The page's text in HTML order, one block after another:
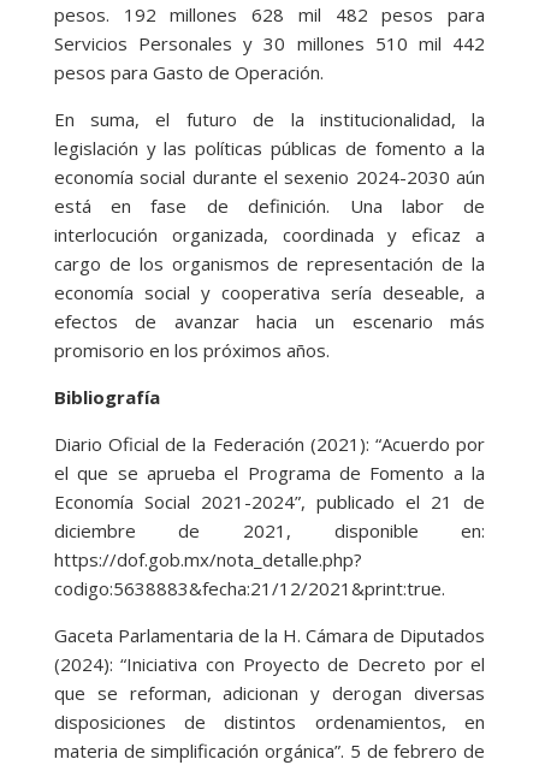
pesos. 192 millones 628 mil 482 pesos para
Servicios Personales y 30 millones 510 mil 442
pesos para Gasto de Operación.
En suma, el futuro de la institucionalidad, la
legislación y las políticas públicas de fomento a la
economía social durante el sexenio 2024-2030 aún
está en fase de definición. Una labor de
interlocución organizada, coordinada y eficaz a
cargo de los organismos de representación de la
economía social y cooperativa sería deseable, a
efectos de avanzar hacia un escenario más
promisorio en los próximos años.
Bibliografía
Diario Oficial de la Federación (2021): “Acuerdo por
el que se aprueba el Programa de Fomento a la
Economía Social 2021-2024”, publicado el 21 de
diciembre de 2021, disponible en:
https://dof.gob.mx/nota_detalle.php?
codigo:5638883&fecha:21/12/2021&print:true.
Gaceta Parlamentaria de la H. Cámara de Diputados
(2024): “Iniciativa con Proyecto de Decreto por el
que se reforman, adicionan y derogan diversas
disposiciones de distintos ordenamientos, en
materia de simplificación orgánica”. 5 de febrero de